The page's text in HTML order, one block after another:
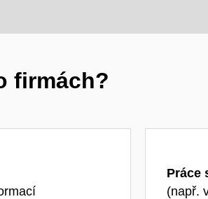
firmách?
Práce
(např.